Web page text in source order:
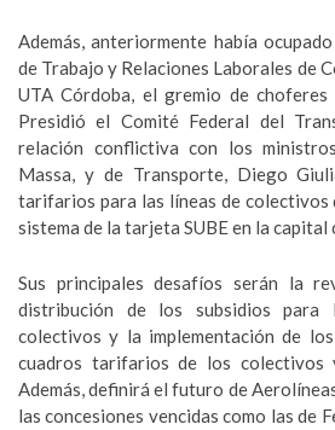
Además, anteriormente había
de Trabajo y Relaciones Laborales de
UTA Córdoba, el gremio de
Presidió el Comité Federal del
relación conflictiva con los
Massa, y de Transporte, Diego
tarifarios para las líneas de
sistema de la tarjeta SUBE en la capital
Sus principales desafíos serán la
distribución de los subsidios para
colectivos y la implementación de
cuadros tarifarios de los colectivos
Además, definirá el futuro de
las concesiones vencidas como las de